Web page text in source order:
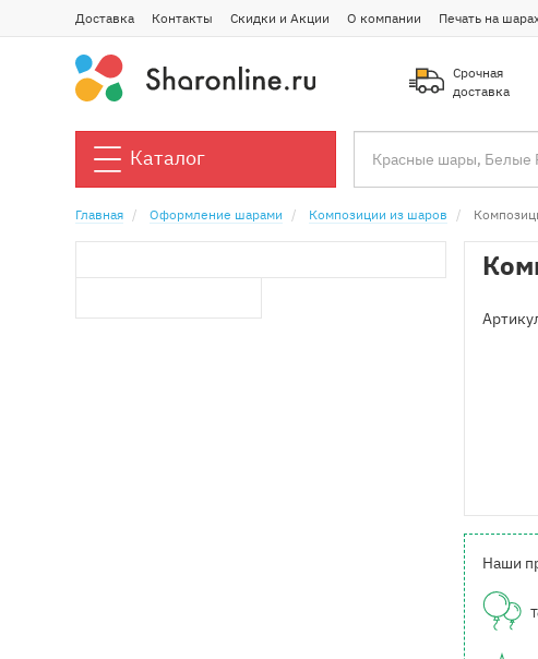
Доставка Контакты Скидки и Акции О компании Печать на
Срочная
доставка
Каталог
Главная Оформление шарами Композиции из шаров
Наши